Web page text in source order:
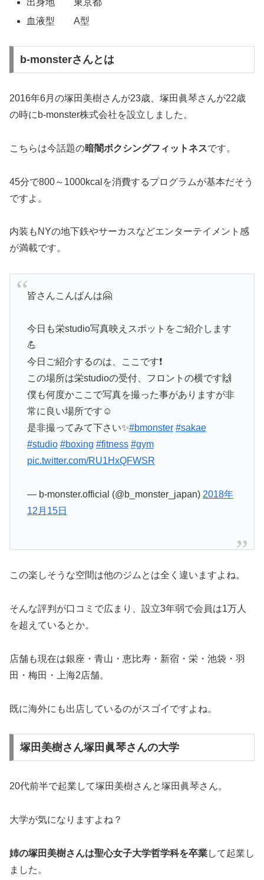
出身地 東京都
血液型 A型
b-monsterさんとは
2016年6月の塚田美樹さんが23歳、塚田眞琴さんが22歳
の時にb-monster株式会社を設立しました。
こちらは今話題の暗闇ボクシングフィットネスです。
45分で800～1000kcalを消費するプログラムが基本だそう
ですよ。
内装もNYの地下鉄やサーカスなどエンターテイメント感
が満載です。
皆さんこんばんは🤗
今日も栄studio写真映えスポットをご紹介します
💪
今日ご紹介するのは、ここです❗️
この場所は栄studioの受付、フロントの横です🙌
僕も何度かここで写真を撮った事がありますが非
常に良い場所です☺️
是非撮ってみて下さい✨#bmonster #sakae
#studio #boxing #fitness #gym
pic.twitter.com/RU1HxQFWSR
— b-monster.official (@b_monster_japan) 2018年
12月15日
この楽しそうな空間は他のジムとは全く違いますよね。
そんな評判が口コミで広まり、設立3年弱で会員は1万人
を超えているとか。
店舗も現在は銀座・青山・恵比寿・新宿・栄・池袋・羽
田・梅田・上海2店舗。
既に海外にも出店しているのがスゴイですよね。
塚田美樹さん塚田眞琴さんの大学
20代前半で起業して塚田美樹さんと塚田眞琴さん。
大学が気になりますよね？
姉の塚田美樹さんは聖心女子大学哲学科を卒業して起業し
ました。